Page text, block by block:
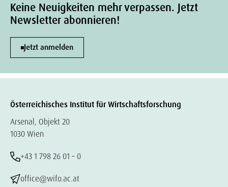
Keine Neuigkeiten mehr verpassen. Jetzt
Newsletter abonnieren!
Jetzt anmelden
Österreichisches Institut für Wirtschaftsforschung
Arsenal, Objekt 20
1030 Wien
+43 1 798 26 01 – 0
office@wifo.ac.at